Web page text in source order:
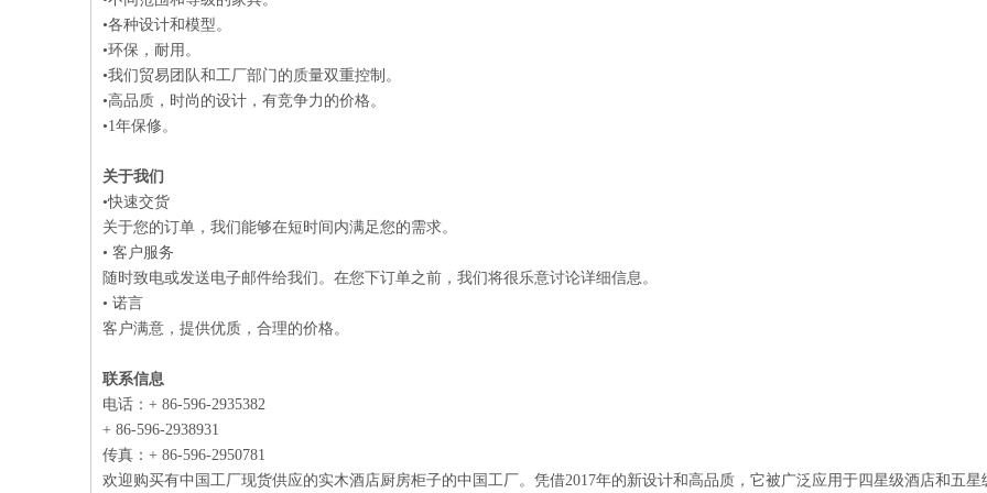
•各种设计和模型。
•环保，耐用。
•我们贸易团队和工厂部门的质量双重控制。
•高品质，时尚的设计，有竞争力的价格。
•1年保修。
关于我们
•快速交货
关于您的订单，我们能够在短时间内满足您的需求。
• 客户服务
随时致电或发送电子邮件给我们。在您下订单之前，我们将很乐意讨论详细信息。
• 诺言
客户满意，提供优质，合理的价格。
联系信息
电话：+ 86-596-2935382
+ 86-596-2938931
传真：+ 86-596-2950781
欢迎购买有中国工厂现货供应的实木酒店厨房柜子的中国工厂。凭借2017年的新设计和高品质，它被广泛应用于四星级酒店和五星